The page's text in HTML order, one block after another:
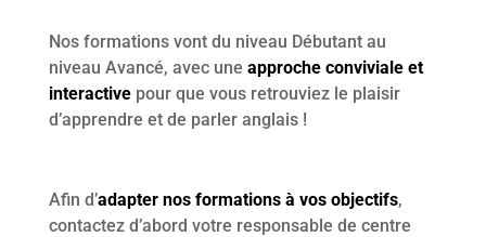
Nos formations vont du niveau Débutant au
niveau Avancé, avec une approche conviviale et
interactivepour que vous retrouviez le plaisir
d’apprendre et de parler anglais !
Afin d’adapter nos formations à vos objectifs,
contactez d’abord votre responsable de centre